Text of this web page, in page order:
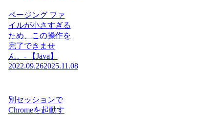
ページング ファ
イルが小さすぎる
ため、この操作を
完了できませ
ん。- 【Java】
2022.09.262025.11.08
別セッションで
Chromeを起動す